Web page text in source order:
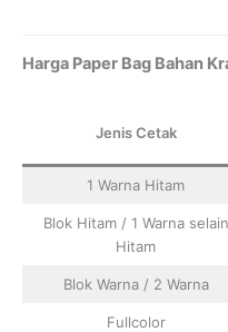
Harga Paper Bag Bahan
Jenis Cetak
1 Warna Hitam
Blok Hitam / 1 Warna selain
Hitam
Blok Warna / 2 Warna
Fullcolor